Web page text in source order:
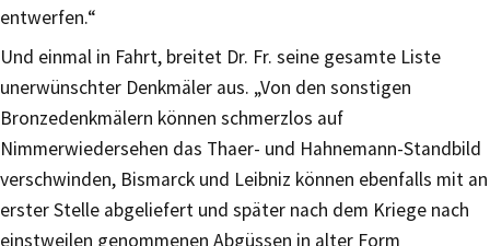
entwerfen.“
Und einmal in Fahrt, breitet Dr. Fr. seine gesamte Liste
unerwünschter Denkmäler aus. „Von den sonstigen
Bronzedenkmälern können schmerzlos auf
Nimmerwiedersehen das Thaer- und Hahnemann-Standbild
verschwinden, Bismarck und Leibniz können ebenfalls mit an
erster Stelle abgeliefert und später nach dem Kriege nach
einstweilen genommenen Abgüssen in alter Form